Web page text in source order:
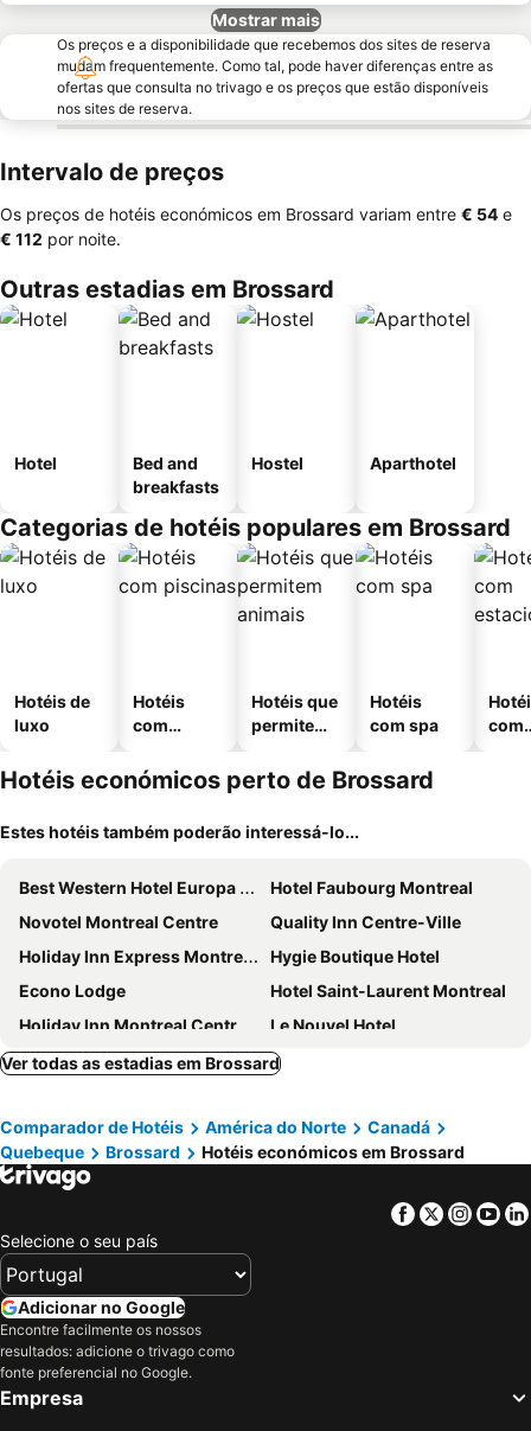
Mostrar mais
Os preços e a disponibilidade que recebemos dos sites de reserva
mudam frequentemente. Como tal, pode haver diferenças entre as
ofertas que consulta no trivago e os preços que estão disponíveis
nos sites de reserva.
Intervalo de preços
Os preços de hotéis económicos em Brossard variam entre ‎€ 54 e
‎€ 112 por noite.
Outras estadias em Brossard
Hotel
Bed and
breakfasts
Hostel Aparthotel
Categorias de hotéis populares em Brossard
Hotéis de
luxo
Hotéis
com
Hotéis que
permitem
Hotéis
com spa
com
Hotéis económicos perto de Brossard
Estes hotéis também poderão interessá-lo...
Best Western Hotel Europa Montreal Downtown
Hotel Faubourg Montreal
Novotel Montreal Centre
Quality Inn Centre-Ville
Holiday Inn Express Montreal Airport - St-laurent By Ihg
Hygie Boutique Hotel
Econo Lodge
Hotel Saint-Laurent Montreal
Holiday Inn Montreal Centre Ville Downtown by IHG
Le Nouvel Hotel
Hotel Zero 1
Hilton Garden Inn Montreal Centre-Ville
Hotel le Roberval
Hotel Arena Palace Montreal
Travelodge Hotel by Wyndham Montreal Centre
Hotel Abri du Voyageur
Comfort Suites Downtown
Ramada Plaza by Wyndham Montreal
Hampton Inn by Hilton Montreal Downtown
L'Appartement Hotel
Courtyard by Marriott Montreal Downtown
Chateau Versailles
Residence Inn by Marriott Montreal Downtown
Montreal Marriott Chateau Champlain
Ver todas as estadias em Brossard
Comparador de Hotéis América do Norte
Canadá
Quebeque
Brossard Hotéis económicos em Brossard
Facebook
Twitter
Selecione o seu país
Adicionar no Google
Encontre facilmente os nossos
resultados: adicione o trivago como
fonte preferencial no Google.
Empresa